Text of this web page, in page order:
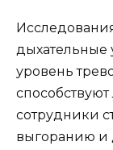
дыхательные
уровень
сотрудники
выгоранию и